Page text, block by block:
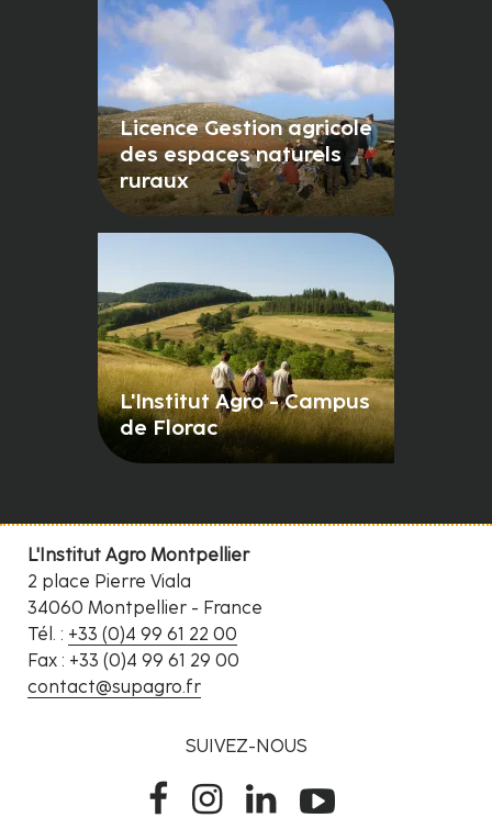
Licence Gestion agricole
des espaces naturels
ruraux
L'Institut Agro - Campus
de Florac
L'Institut Agro Montpellier
2 place Pierre Viala
34060 Montpellier - France
Tél. : +33 (0)4 99 61 22 00
Fax : +33 (0)4 99 61 29 00
contact@supagro.fr
SUIVEZ-NOUS